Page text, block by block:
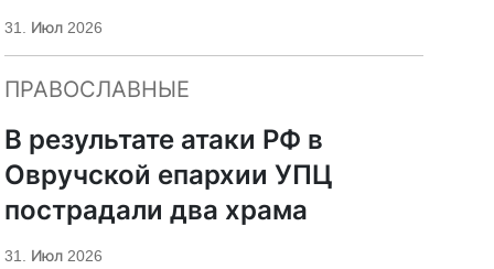
31. Июл 2026
ПРАВОСЛАВНЫЕ
В результате атаки РФ в
Овручской епархии УПЦ
пострадали два храма
31. Июл 2026